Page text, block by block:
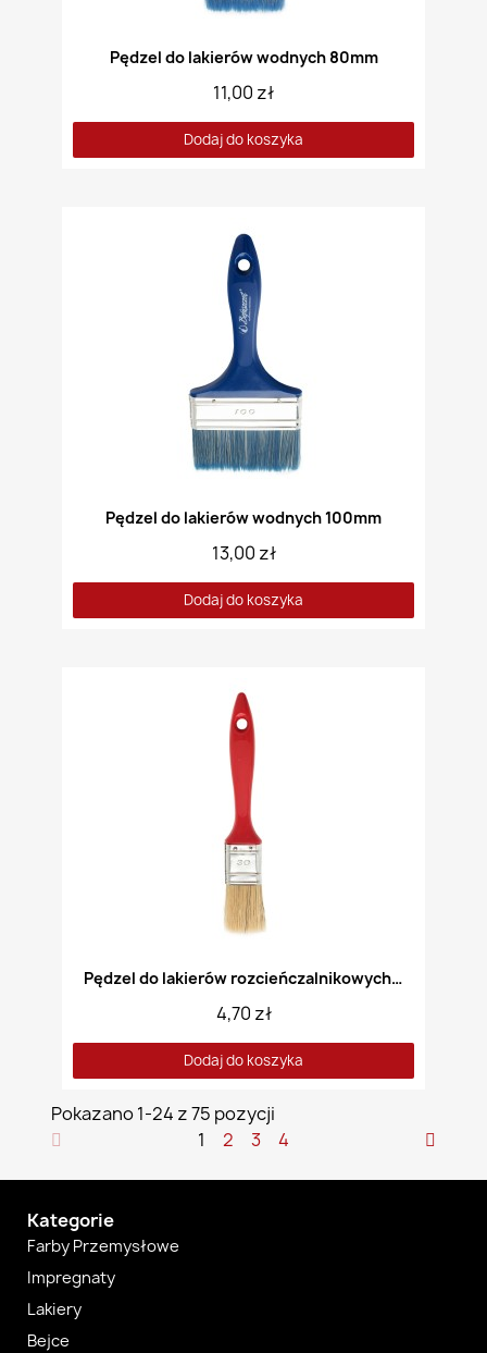
Pędzel do lakierów wodnych 80mm
11,00 zł
Dodaj do koszyka
Pędzel do lakierów wodnych 100mm
13,00 zł
Dodaj do koszyka
Pędzel do lakierów rozcieńczalnikowych 30mm
4,70 zł
Dodaj do koszyka
Pokazano 1-24 z 75 pozycji
1
2 3 4
Kategorie
Farby Przemysłowe
Impregnaty
Lakiery
Bejce